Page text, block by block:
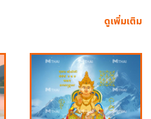
ดูเพิ่มเติม